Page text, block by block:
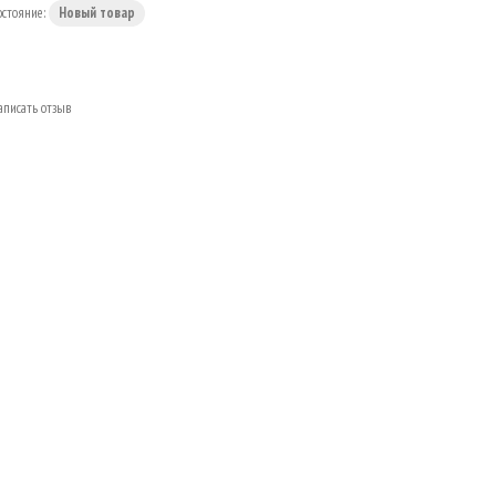
Новый товар
отзыв